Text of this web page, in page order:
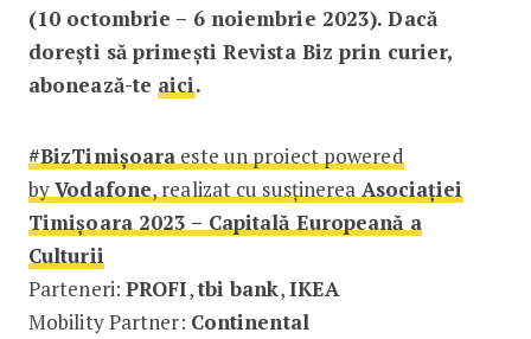
(10 octombrie – 6 noiembrie 2023). Dacă
dorești să primești Revista Biz prin curier,
abonează-te aici.
#BizTimișoara este un proiect powered
byVodafone, realizat cu susținerea Asociației
Timișoara 2023 – Capitală Europeană a
Culturii
Parteneri:PROFI,tbi bank,IKEA
Mobility Partner: Continental